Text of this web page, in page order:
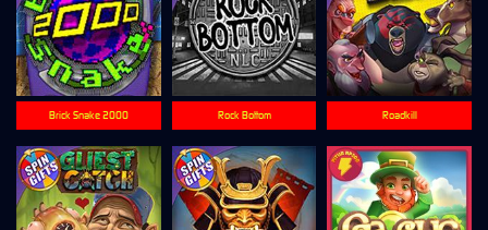
Roadkill
Rock Bottom
Brick Snake 2000